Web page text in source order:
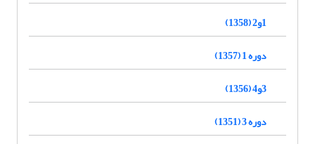
1و2 (1358)
دوره 1 (1357)
3و4 (1356)
دوره 3 (1351)